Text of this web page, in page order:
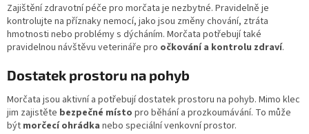
Zajištění zdravotní péče pro morčata je nezbytné. Pravidelně je
kontrolujte na příznaky nemocí, jako jsou změny chování, ztráta
hmotnosti nebo problémy s dýcháním. Morčata potřebují také
pravidelnou návštěvu veterináře pro očkování a kontrolu zdraví.
Dostatek prostoru na pohyb
Morčata jsou aktivní a potřebují dostatek prostoru na pohyb. Mimo klec
jim zajistěte bezpečné místo pro běhání a prozkoumávání. To může
být morčecí ohrádka nebo speciální venkovní prostor.